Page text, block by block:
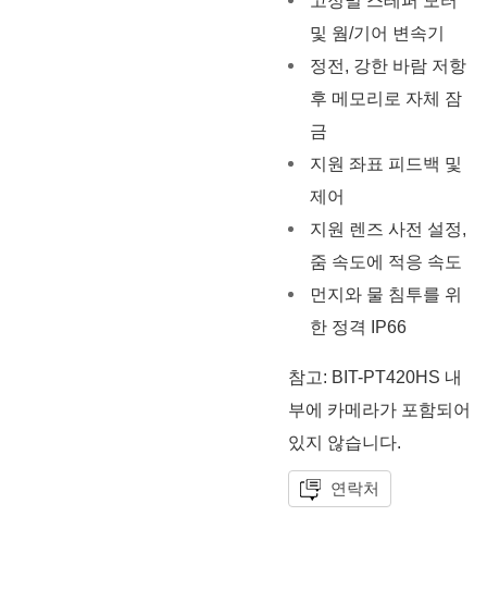
및 웜/기어 변속기
정전, 강한 바람 저항
후 메모리로 자체 잠
금
지원 좌표 피드백 및
제어
지원 렌즈 사전 설정,
줌 속도에 적응 속도
먼지와 물 침투를 위
한 정격 IP66
참고: BIT-PT420HS 내
부에 카메라가 포함되어
있지 않습니다.
연락처